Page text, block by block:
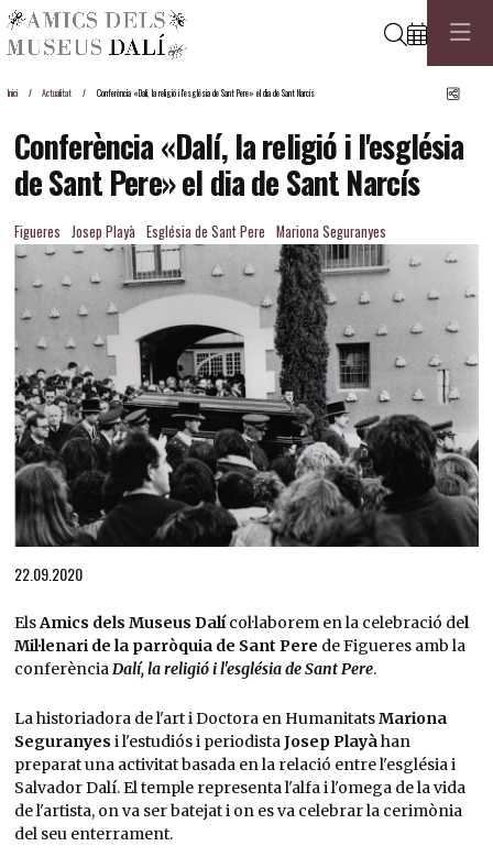
Cerca
Inici Actualitat Conferència «Dalí, la religió i l'església de Sant Pere» el dia de Sant Narcís
Conferència «Dalí, la religió i l'església
de Sant Pere» el dia de Sant Narcís
Figueres Josep Playà Església de Sant Pere Mariona Seguranyes
22.09.2020
ElsAmics dels Museus Dalícol·laborem en la celebració del
Mil·lenari de la parròquia de Sant Pere de Figueres amb la
conferènciaDalí, la religió i l'església de Sant Pere.
La historiadora de l'art i Doctora en HumanitatsMariona
Seguranyes i l'estudiós i periodistaJosep Playàhan
preparat una activitat basada en la relació entre l'església i
Salvador Dalí. El temple representa l'alfa i l'omega de la vida
de l'artista, on va ser batejat i on es va celebrar la cerimònia
del seu enterrament.